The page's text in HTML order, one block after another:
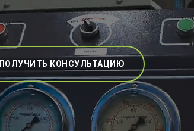
ПОЛУЧИТЬ КОНСУЛЬТАЦИЮ